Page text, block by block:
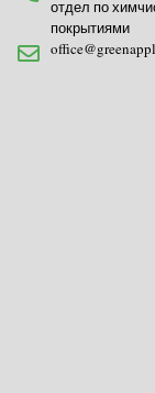
отдел по
покрытиями